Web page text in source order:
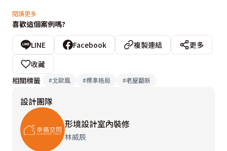
屋主需求
1.老屋翻新
2.空間開闊
設計重點
格局改為3房，客廳的空間新增客餐的機能，餐廳區域屬
於多功能區域，不另做矮牆區隔，使空間有開闊感並且保
留3房的需求。
閱讀更多
喜歡這個案例嗎?
LINE Facebook 複製連結
更多
收藏
相關標籤
#北歐風 #標準格局 #老屋翻新
設計團隊
形境設計室內裝修
林威辰